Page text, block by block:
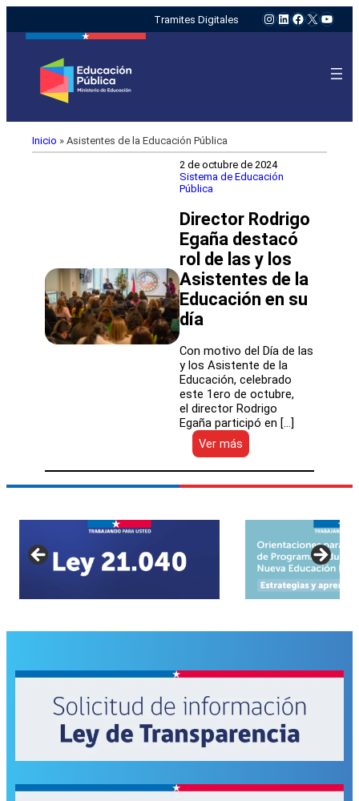
Tramites Digitales Instagram
LinkedIn
Facebook
X
Inicio » Asistentes de la Educación Pública
2 de octubre de 2024
Sistema de Educación
Pública
Director Rodrigo
Egaña destacó
rol de las y los
Asistentes de la
Educación en su
día
Con motivo del Día de las
y los Asistente de la
Educación, celebrado
este 1ero de octubre,
el director Rodrigo
Egaña participó en […]
Ver más
Director
Rodrigo
Egaña
los
Asistentes
de
Educación
día